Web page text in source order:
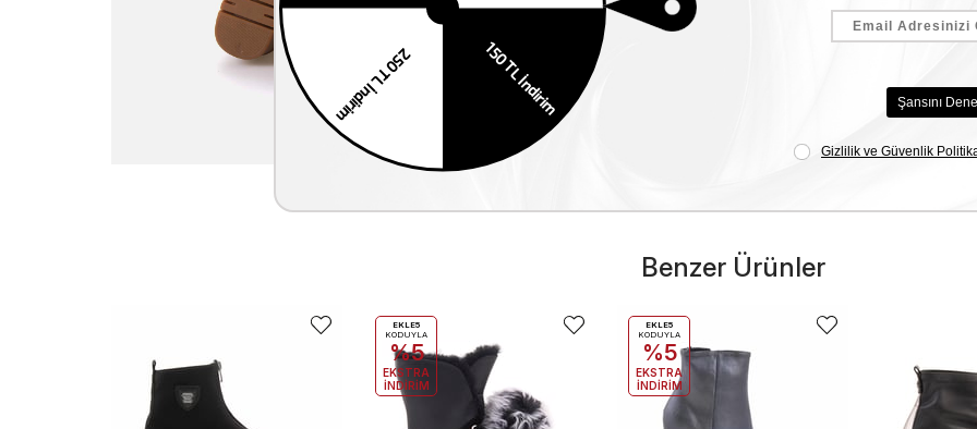
Benzer Ürünler
EKLE5
KODUYLA
%5
EKSTRA
İNDİRİM
EKLE5
KODUYLA
%5
EKSTRA
İNDİRİM